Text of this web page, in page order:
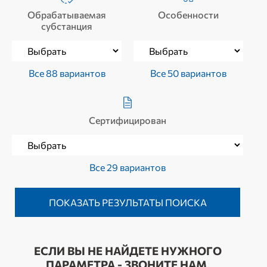
Обрабатываемая
субстанция
Все 88 вариантов
Особенности
Все 50 вариантов
Сертифицирован
Все 29 вариантов
ЕСЛИ ВЫ НЕ НАЙДЕТЕ НУЖНОГО